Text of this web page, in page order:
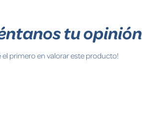
tu opinión
el primero en valorar este producto!